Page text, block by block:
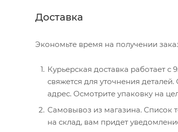
Доставка
Экономьте время на получении
Курьерская доставка работает с
свяжется для уточнения
адрес. Осмотрите упаковку на
Самовывоз из магазина. Список
на склад, вам придет